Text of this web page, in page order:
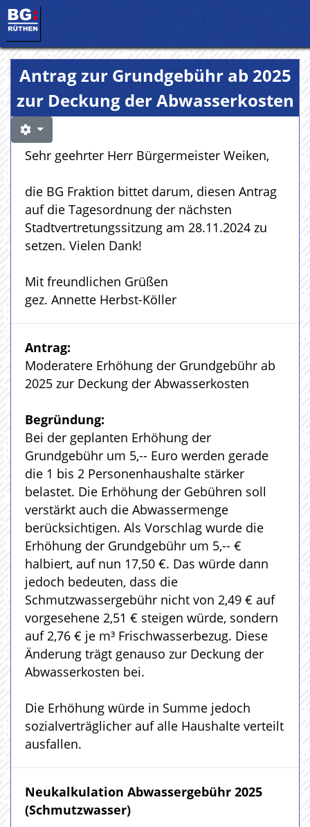
Antrag zur Grundgebühr ab 2025
zur Deckung der Abwasserkosten
Sehr geehrter Herr Bürgermeister Weiken,
die BG Fraktion bittet darum, diesen Antrag
auf die Tagesordnung der nächsten
Stadtvertretungssitzung am 28.11.2024 zu
setzen. Vielen Dank!
Mit freundlichen Grüßen
gez. Annette Herbst-Köller
Antrag:
Moderatere Erhöhung der Grundgebühr ab
2025 zur Deckung der Abwasserkosten
Begründung:
Bei der geplanten Erhöhung der
Grundgebühr um 5,-- Euro werden gerade
die 1 bis 2 Personenhaushalte stärker
belastet. Die Erhöhung der Gebühren soll
verstärkt auch die Abwassermenge
berücksichtigen. Als Vorschlag wurde die
Erhöhung der Grundgebühr um 5,-- €
halbiert, auf nun 17,50 €. Das würde dann
jedoch bedeuten, dass die
Schmutzwassergebühr nicht von 2,49 € auf
vorgesehene 2,51 € steigen würde, sondern
auf 2,76 € je m³ Frischwasserbezug. Diese
Änderung trägt genauso zur Deckung der
Abwasserkosten bei.
Die Erhöhung würde in Summe jedoch
sozialverträglicher auf alle Haushalte verteilt
ausfallen.
Neukalkulation Abwassergebühr 2025
(Schmutzwasser)